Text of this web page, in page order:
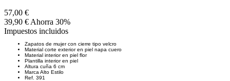
57,00 €
39,90 € Ahorra 30%
Impuestos incluidos
Zapatos de mujer con cierre tipo velcro
Material corte exterior en piel napa cuero
Material interior en piel flor
Plantilla interior en piel
Altura cuña 6 cm
Marca Alto Estilo
Ref. 391